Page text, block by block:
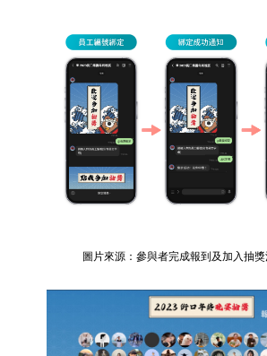
圖片來源：參與者完成報到及加入抽